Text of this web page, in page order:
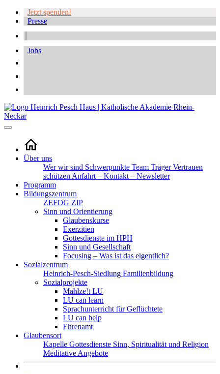
Jetzt spenden!
Presse
Jobs
Über uns
Wer wir sind Schwerpunkte Team TrägerVertrauen
schützen Anfahrt – Kontakt – Newsletter
Programm
Bildungszentrum
ZEFOG ZIP
Sinn und Orientierung
Glaubenskurse
Exerzitien
Gottesdienste im HPH
Sinn und Gesellschaft
Focusing – Was ist das eigentlich?
Sozialzentrum
Heinrich-Pesch-Siedlung Familienbildung
Sozialprojekte
Mahlze!t LU
LU can learn
Sprachunterricht für Geflüchtete
LU can help
Ehrenamt
Glaubensort
Kapelle Gottesdienste Sinn, Spiritualität und Religion
Meditative Angebote